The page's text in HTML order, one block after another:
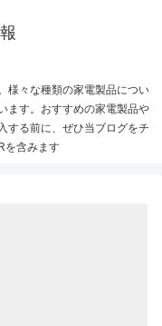
様々な種類の家電製品につい
ます。おすすめの家電製品や
する前に、ぜひ当ブログをチ
を含みます